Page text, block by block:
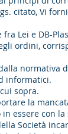
citato, Vi
Lei e DB-
ordini,
normativa
informatici.
sopra.
la
essere con la
Società